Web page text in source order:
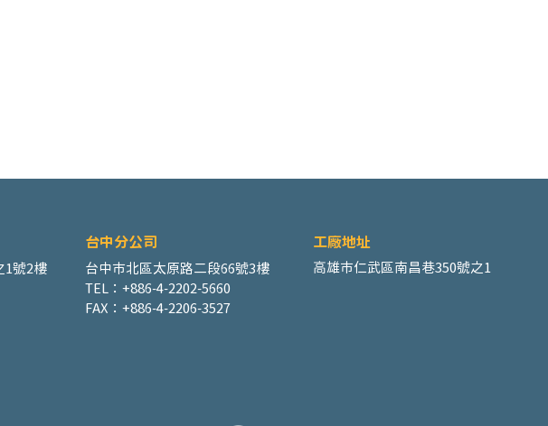
台中分公司 工廠地址
台中市北區太原路二段66號3樓
TEL：+886-4-2202-5660
FAX：+886-4-2206-3527
高雄市仁武區南昌巷350號之1
1號2樓